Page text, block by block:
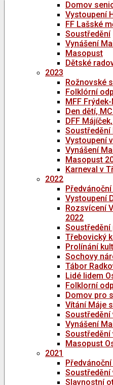
Domov
Vystoupení
FF Lašské
Soustředění
Vynášení
Masopust
Dětské
2023
Rožnovské
Folklórní
MFF
Den dětí,
DFF
Soustředění
Vystoupení
Vynášení
Masopust
Karneval v
2022
Vystoupení
Rozsvícení
2022
Soustředění
Třebovický
Prolínání
Sochovy
Tábor
Lidé lidem
Folklorní
Domov pro
Vítání Máje
Soustředění
Vynášení
Soustředění
Masopust
2021
Soustředění
Slavnostní